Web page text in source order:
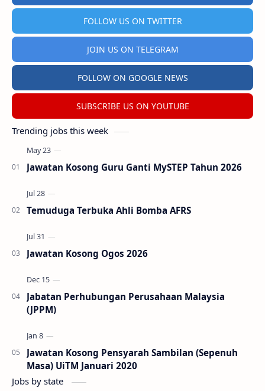
FOLLOW US ON TWITTER
JOIN US ON TELEGRAM
FOLLOW ON GOOGLE NEWS
SUBSCRIBE US ON YOUTUBE
Trending jobs this week
Jawatan Kosong Guru Ganti MySTEP Tahun 2026
Temuduga Terbuka Ahli Bomba AFRS
Jawatan Kosong Ogos 2026
Jabatan Perhubungan Perusahaan Malaysia
(JPPM)
Jawatan Kosong Pensyarah Sambilan (Sepenuh
Masa) UiTM Januari 2020
Jobs by state